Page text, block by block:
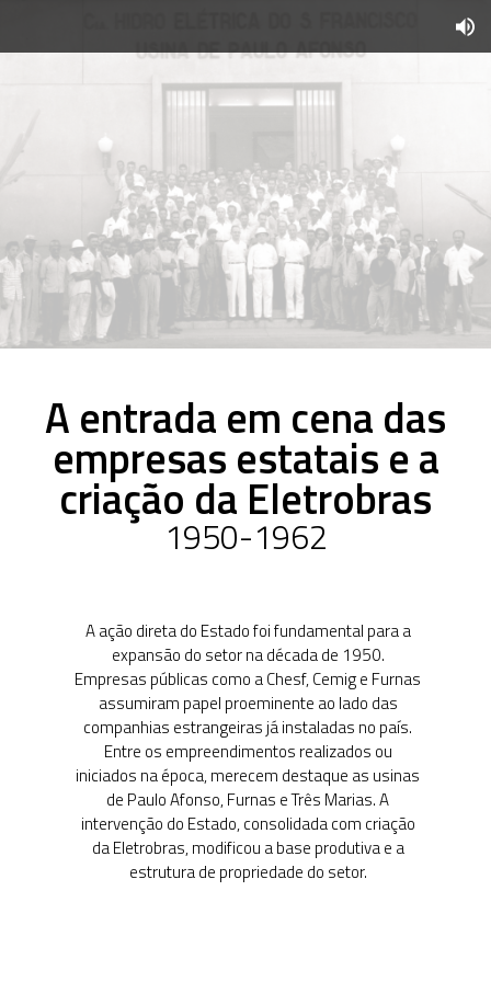
A entrada em cena das
empresas estatais e a
criação da Eletrobras
1950-1962
A ação direta do Estado foi fundamental para a
expansão do setor na década de 1950.
Empresas públicas como a Chesf, Cemig e Furnas
assumiram papel proeminente ao lado das
companhias estrangeiras já instaladas no país.
Entre os empreendimentos realizados ou
iniciados na época, merecem destaque as usinas
de Paulo Afonso, Furnas e Três Marias. A
intervenção do Estado, consolidada com criação
da Eletrobras, modificou a base produtiva e a
estrutura de propriedade do setor.